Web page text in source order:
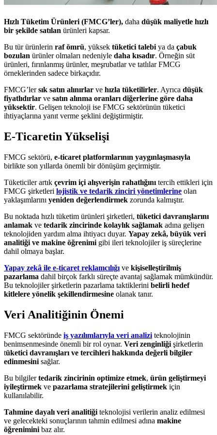
Hızlı Tüketim Ürünleri (FMCG’ler), daha düşük maliyetle hızlı
bir şekilde satılan ürünleri kapsar.
Bu tür ürünlerin raf ömrü, yüksek tüketici talebi ya da çabuk
bozulan ürünler olmaları nedeniyle daha kısadır. Örneğin süt
ürünleri, fırınlanmış ürünler, meşrubatlar ve tatlılar FMCG
örneklerinden sadece birkaçıdır.
FMCG’lersık satın alınırlar ve hızla tüketilirler. Ayrıca düşük
fiyatlıdırlar ve satın alınma oranları diğerlerine göre daha
yüksektir. Gelişen teknoloji ise FMCG sektörünün tüketici
ihtiyaçlarına yanıt verme şeklini değiştirmiştir.
E-Ticaretin Yükselişi
FMCG sektörü, e-ticaret platformlarının yaygınlaşmasıyla
birlikte son yıllarda önemli bir dönüşüm geçirmiştir.
Tüketiciler artık çevrim içi alışverişin rahatlığını tercih ettikleri için
FMCG şirketleri lojistik ve tedarik zinciri yönetimlerine olan
yaklaşımlarını yeniden değerlendirmek zorunda kalmıştır.
Bu noktada hızlı tüketim ürünleri şirketleri, tüketici davranışlarını
anlamak ve tedarik zincirinde kolaylık sağlamak adına gelişen
teknolojiden yardım alma ihtiyacı duyar. Yapay zekâ, büyük veri
analitiği ve makine öğrenimi gibi ileri teknolojiler iş süreçlerine
dahil olmaya başlar.
Yapay zekâ ile e-ticaret reklamcılığı ve kişiselleştirilmiş
pazarlama dahil birçok farklı süreçte avantaj sağlamak mümkündür.
Bu teknolojiler şirketlerin pazarlama taktiklerini belirli hedef
kitlelere yönelik şekillendirmesine olanak tanır.
Veri Analitiğinin Önemi
FMCG sektöründe iş yazılımlarıyla veri analizi teknolojinin
benimsenmesinde önemli bir rol oynar. Veri zenginliği şirketlerin
tüketici davranışları ve tercihleri hakkında değerli bilgiler
edinmesini sağlar.
Bu bilgilertedarik zincirinin optimize etmek, ürün geliştirmeyi
iyileştirmek ve pazarlama stratejilerini geliştirmek için
kullanılabilir.
Tahmine dayalı veri analitiği teknolojisi verilerin analiz edilmesi
ve gelecekteki sonuçlarının tahmin edilmesi adına makine
öğrenimini baz alır.